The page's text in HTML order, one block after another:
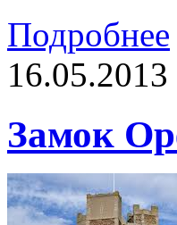
Подробнее
16.05.2013
Замок